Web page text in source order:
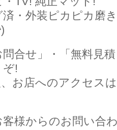
・外装ピカピカ磨
合せ」・「無料見
!
お店へのアクセス
様からのお問い合